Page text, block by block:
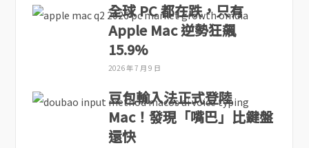
全球 PC 都在跌，只有
Apple Mac 逆勢狂飆
15.9%
2026 年 7 月 9 日
豆包輸入法正式登陸
Mac！發現「嘴巴」比鍵盤
還快